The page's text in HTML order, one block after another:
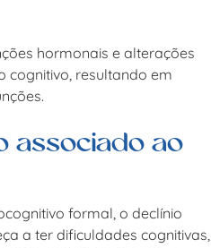
hormonais e alterações
cognitivo, resultando em
associado ao
formal, o declínio
a ter dificuldades cognitivas,